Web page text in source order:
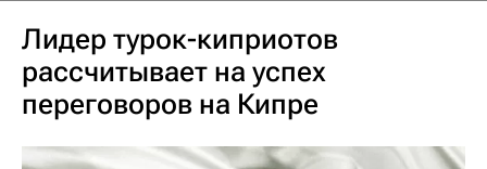
Лидер турок-киприотов
рассчитывает на успех
переговоров на Кипре